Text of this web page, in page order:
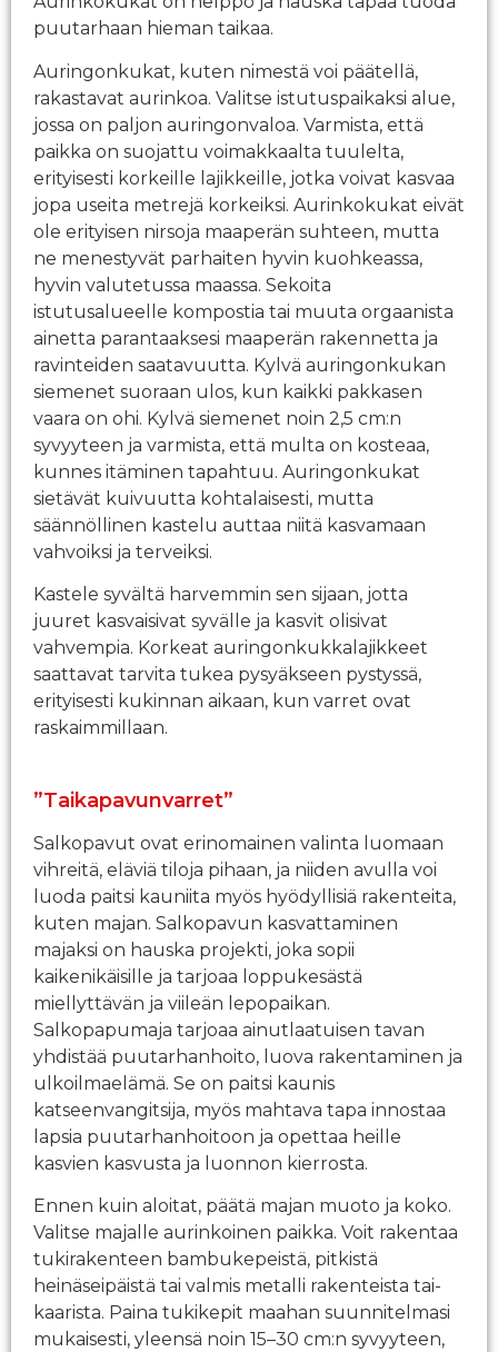
puutarhaan hieman taikaa.
Auringonkukat, kuten nimestä voi päätellä,
rakastavat aurinkoa. Valitse istutuspaikaksi alue,
jossa on paljon auringonvaloa. Varmista, että
paikka on suojattu voimakkaalta tuulelta,
erityisesti korkeille lajikkeille, jotka voivat kasvaa
jopa useita metrejä korkeiksi. Aurinkokukat eivät
ole erityisen nirsoja maaperän suhteen, mutta
ne menestyvät parhaiten hyvin kuohkeassa,
hyvin valutetussa maassa. Sekoita
istutusalueelle kompostia tai muuta orgaanista
ainetta parantaaksesi maaperän rakennetta ja
ravinteiden saatavuutta. Kylvä auringonkukan
siemenet suoraan ulos, kun kaikki pakkasen
vaara on ohi. Kylvä siemenet noin 2,5 cm:n
syvyyteen ja varmista, että multa on kosteaa,
kunnes itäminen tapahtuu. Auringonkukat
sietävät kuivuutta kohtalaisesti, mutta
säännöllinen kastelu auttaa niitä kasvamaan
vahvoiksi ja terveiksi.
Kastele syvältä harvemmin sen sijaan, jotta
juuret kasvaisivat syvälle ja kasvit olisivat
vahvempia. Korkeat auringonkukkalajikkeet
saattavat tarvita tukea pysyäkseen pystyssä,
erityisesti kukinnan aikaan, kun varret ovat
raskaimmillaan.
”Taikapavunvarret”
Salkopavut ovat erinomainen valinta luomaan
vihreitä, eläviä tiloja pihaan, ja niiden avulla voi
luoda paitsi kauniita myös hyödyllisiä rakenteita,
kuten majan. Salkopavun kasvattaminen
majaksi on hauska projekti, joka sopii
kaikenikäisille ja tarjoaa loppukesästä
miellyttävän ja viileän lepopaikan.
Salkopapumaja tarjoaa ainutlaatuisen tavan
yhdistää puutarhanhoito, luova rakentaminen ja
ulkoilmaelämä. Se on paitsi kaunis
katseenvangitsija, myös mahtava tapa innostaa
lapsia puutarhanhoitoon ja opettaa heille
kasvien kasvusta ja luonnon kierrosta.
Ennen kuin aloitat, päätä majan muoto ja koko.
Valitse majalle aurinkoinen paikka. Voit rakentaa
tukirakenteen bambukepeistä, pitkistä
heinäseipäistä tai valmis metalli rakenteista tai-
kaarista. Paina tukikepit maahan suunnitelmasi
mukaisesti, yleensä noin 15–30 cm:n syvyyteen,